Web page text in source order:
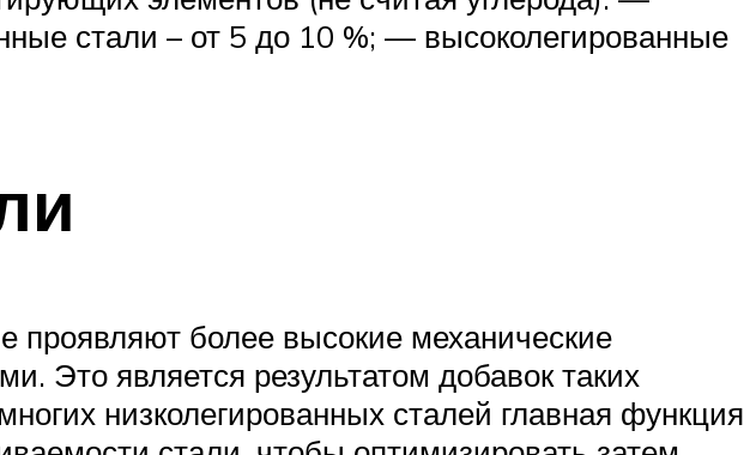
стали – от 5 до 10 %; — высоколегированные
проявляют более высокие механические
Это является результатом добавок таких
низколегированных сталей главная функция